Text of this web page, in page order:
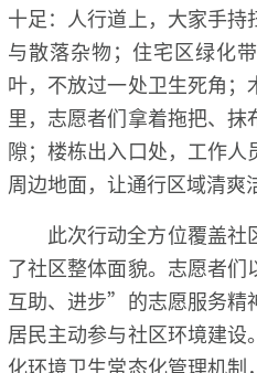
十足：人行道上，大家手
与散落杂物；住宅区绿化
叶，不放过一处卫生死角
里，志愿者们拿着拖把、
隙；楼栋出入口处，工作
周边地面，让通行区域清爽
此次行动全方位覆盖
了社区整体面貌。志愿者们
互助、进步”的志愿服务精
居民主动参与社区环境建
化环境卫生常态化管理机